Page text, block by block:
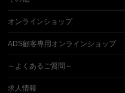
オンラインショップ
ADS顧客専用オンラインショップ
～よくあるご質問～
求人情報